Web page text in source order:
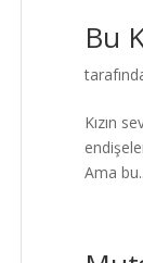
Bu
Kızın
Ama